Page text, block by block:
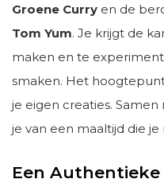
Groene Curry en de
Tom Yum. Je krijgt de
maken en te
smaken. Het
je eigen creaties.
je van een maaltijd die
Een Authentieke